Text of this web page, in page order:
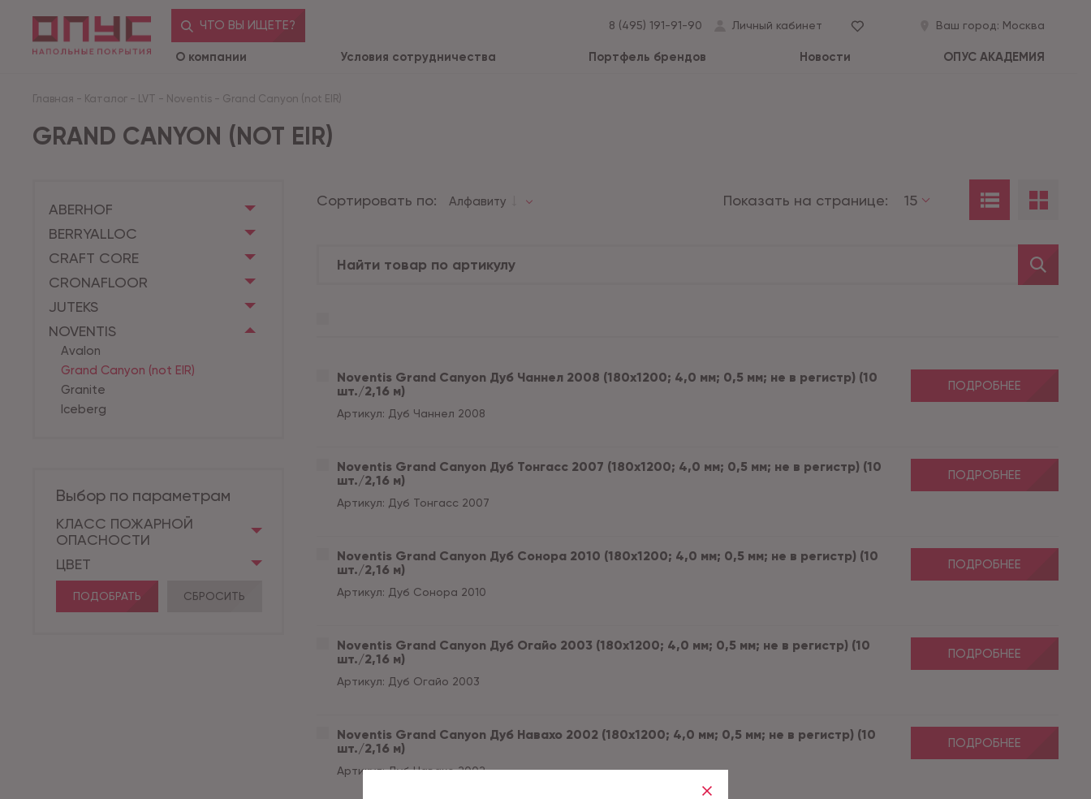
ЧТО ВЫ ИЩЕТЕ? 8 (495) 191-91-90 Личный кабинет Ваш город: Москва
О компании Условия сотрудничества Портфель брендов Новости ОПУС АКАДЕМИЯ
Главная - Каталог - LVT - Noventis - Grand Canyon (not EIR)
GRAND CANYON (NOT EIR)
ABERHOF
BERRYALLOC
CRAFT CORE
CRONAFLOOR
JUTEKS
NOVENTIS
Avalon
Grand Canyon (not EIR)
Granite
Iceberg
Выбор по параметрам
КЛАСС ПОЖАРНОЙ
ОПАСНОСТИ
ЦВЕТ
ПОДОБРАТЬ СБРОСИТЬ
Сортировать по: Алфавиту Показать на странице: 15
Noventis Grand Сanyon Дуб Чаннел 2008 (180x1200; 4,0 мм; 0,5 мм; не в регистр) (10
шт./2,16 м)
Артикул: Дуб Чаннел 2008
ПОДРОБНЕЕ
Noventis Grand Сanyon Дуб Тонгасс 2007 (180x1200; 4,0 мм; 0,5 мм; не в регистр) (10
шт./2,16 м)
Артикул: Дуб Тонгасс 2007
ПОДРОБНЕЕ
Noventis Grand Сanyon Дуб Сонора 2010 (180x1200; 4,0 мм; 0,5 мм; не в регистр) (10
шт./2,16 м)
Артикул: Дуб Сонора 2010
ПОДРОБНЕЕ
Noventis Grand Сanyon Дуб Огайо 2003 (180x1200; 4,0 мм; 0,5 мм; не в регистр) (10
шт./2,16 м)
Артикул: Дуб Огайо 2003
ПОДРОБНЕЕ
Noventis Grand Сanyon Дуб Навахо 2002 (180x1200; 4,0 мм; 0,5 мм; не в регистр) (10
шт./2,16 м)
Артикул:Дуб Навахо 2002
ПОДРОБНЕЕ